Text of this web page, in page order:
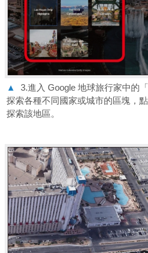
▲
3.進入 Google 地球旅行家中的
探索各種不同國家或城市的區塊，
探索該地區。